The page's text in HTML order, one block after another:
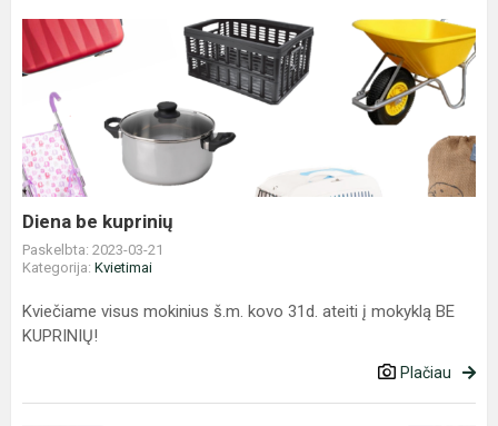
Diena
be
kuprinių
Diena be kuprinių
Paskelbta: 2023-03-21
Kategorija: Kvietimai
Kviečiame visus mokinius š.m. kovo 31d. ateiti į mokyklą BE
KUPRINIŲ!
Plačiau